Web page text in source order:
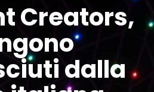
Creators,
dalla